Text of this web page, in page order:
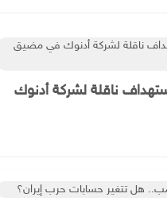
ناقلة لشركة أدنوك